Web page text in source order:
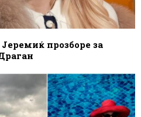
прозборе за